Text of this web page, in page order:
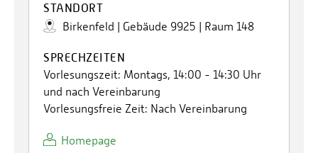
STANDORT
Birkenfeld | Gebäude 9925 | Raum 148
SPRECHZEITEN
Vorlesungszeit: Montags, 14:00 - 14:30 Uhr
und nach Vereinbarung
Vorlesungsfreie Zeit: Nach Vereinbarung
Homepage